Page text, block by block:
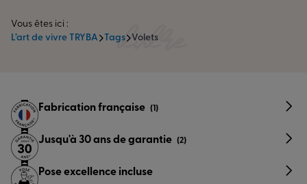
vivre
Vous êtes ici :
L’art de vivre TRYBA
Tags Volets
Fabrication française (1)
Jusqu'à 30 ans de garantie (2)
Pose excellence incluse